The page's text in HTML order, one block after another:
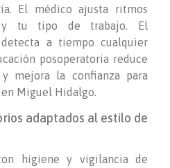
El médico ajusta ritmos
y tu tipo de trabajo. El
a tiempo cualquier
posoperatoria reduce
mejora la confianza para
Miguel Hidalgo.
adaptados al estilo de
higiene y vigilancia de